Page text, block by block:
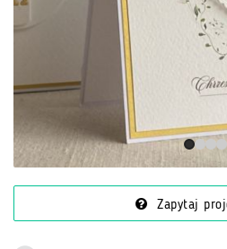
Zapytaj